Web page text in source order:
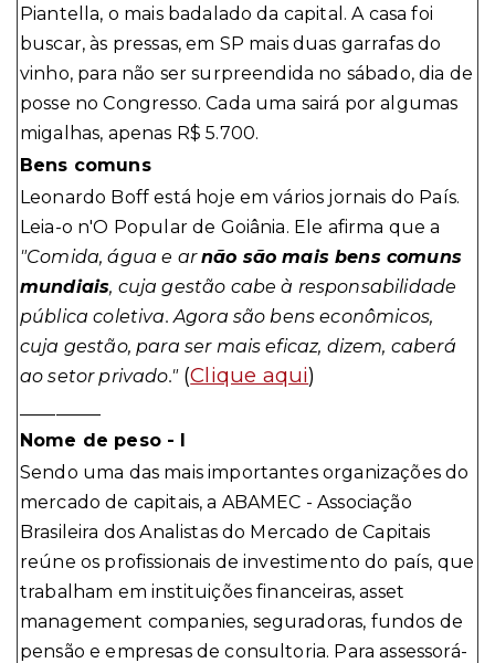
Piantella, o mais badalado da capital. A casa foi
buscar, às pressas, em SP mais duas garrafas do
vinho, para não ser surpreendida no sábado, dia de
posse no Congresso. Cada uma sairá por algumas
migalhas, apenas R$ 5.700.
Bens comuns
Leonardo Boff está hoje em vários jornais do País.
Leia-o n'O Popular de Goiânia. Ele afirma que a
"Comida, água e arnão são mais bens comuns
mundiais, cuja gestão cabe à responsabilidade
pública coletiva. Agora são bens econômicos,
cuja gestão, para ser mais eficaz, dizem, caberá
ao setor privado."(Clique aqui)
Nome de peso - I
Sendo uma das mais importantes organizações do
mercado de capitais, a ABAMEC - Associação
Brasileira dos Analistas do Mercado de Capitais
reúne os profissionais de investimento do país, que
trabalham em instituições financeiras, asset
management companies, seguradoras, fundos de
pensão e empresas de consultoria. Para assessorá-